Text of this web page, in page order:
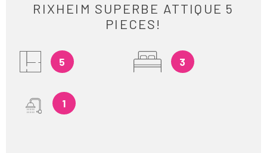
AVIS CLIENT
RIXHEIM SUPERBE ATTIQUE 5
PIECES!
5 3
1